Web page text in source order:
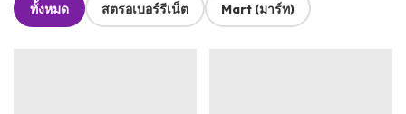
ทั้งหมด สตรอเบอร์รีเน็ต Mart (มาร์ท)